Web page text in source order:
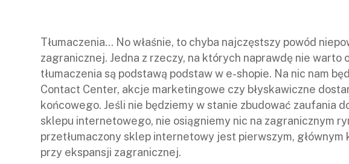
Tłumaczenia… No właśnie, to chyba najczęstszy powód
zagranicznej. Jedna z rzeczy, na których naprawdę nie warto
tłumaczenia są podstawą podstaw w e-shopie. Na nic nam
Contact Center, akcje marketingowe czy błyskawiczne
końcowego. Jeśli nie będziemy w stanie zbudować zaufania
sklepu internetowego, nie osiągniemy nic na zagranicznym
przetłumaczony sklep internetowy jest pierwszym,
przy ekspansji zagranicznej.